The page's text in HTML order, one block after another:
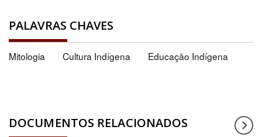
PALAVRAS CHAVES
Mitologia Cultura Indígena Educação Indígena
DOCUMENTOS RELACIONADOS